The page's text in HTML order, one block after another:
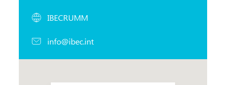
IBECRUMM
info@ibec.int